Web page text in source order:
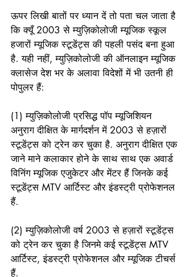
ऊपर लिखी बातों पर ध्यान दें तो पता चल जाता है
कि क्यूँ 2003 से म्युज़िकोलोजी म्यूजिक स्कूल
हजारों म्यूजिक स्टूडेंट्स की पहली पसंद बना हुआ
है. यही नहीं, म्युज़िकोलोजी की ऑनलाइन म्यूजिक
क्लासेज देश भर के अलावा विदेशों में भी उतनी ही
पोपुलर हैं:
(1) म्युज़िकोलोजी प्रसिद्ध पॉप म्यूजिशियन
अनुराग दीक्षित के मार्गदर्शन में 2003 से हज़ारों
स्टूडेंट्स को ट्रेन कर चुका है. अनुराग दीक्षित एक
जाने माने कलाकार होने के साथ साथ एक अवार्ड
विनिंग म्यूजिक एजुकेटर और मेंटर हैं जिनके कई
स्टूडेंट्स MTV आर्टिस्ट और इंडस्ट्री प्रोफेशनल
हैं.
(2) म्युज़िकोलोजी वर्ष 2003 से हज़ारों स्टूडेंट्स
को ट्रेन कर चुका है जिनमे कई स्टूडेंट्स MTV
आर्टिस्ट, इंडस्ट्री प्रोफेशनल और म्यूजिक टीचर्स
हैं.